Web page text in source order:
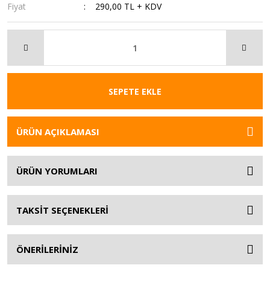
Fiyat
290,00 TL + KDV
SEPETE EKLE
ÜRÜN AÇIKLAMASI
ÜRÜN YORUMLARI
TAKSİT SEÇENEKLERİ
ÖNERİLERİNİZ